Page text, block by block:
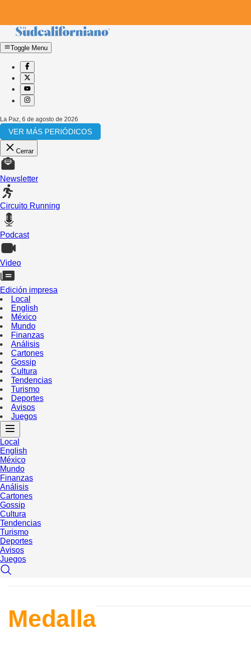
Toggle Menu
La Paz 6 de agosto de 2026
VER MÁS PERIÓDICOS
Cerrar
Newsletter
Circuito Running
Podcast
Video
Edición impresa
Local
English
México
Mundo
Finanzas
Análisis
Cartones
Gossip
Cultura
Tendencias
Turismo
Deportes
Avisos
Juegos
Local
English
México
Mundo
Finanzas
Análisis
Cartones
Gossip
Cultura
Tendencias
Turismo
Deportes
Avisos
Juegos
Medalla